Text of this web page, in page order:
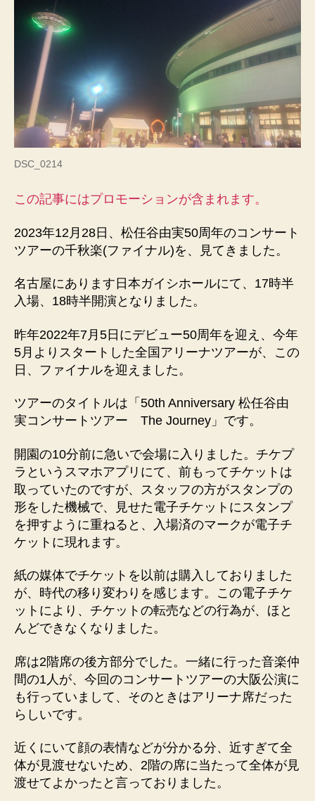
ン
サ
ー
ト
ツ
ア
楽
月
28
見
て
感
へ
の
DSC_0214
この記事にはプロモーションが含まれます。
2023年12月28日、松任谷由実50周年のコンサート
ツアーの千秋楽(ファイナル)を、見てきました。
名古屋にあります日本ガイシホールにて、17時半
入場、18時半開演となりました。
昨年2022年7月5日にデビュー50周年を迎え、今年
5月よりスタートした全国アリーナツアーが、この
日、ファイナルを迎えました。
ツアーのタイトルは「50th Anniversary 松任谷由
実コンサートツアー The Journey」です。
開園の10分前に急いで会場に入りました。チケプ
ラというスマホアプリにて、前もってチケットは
取っていたのですが、スタッフの方がスタンプの
形をした機械で、見せた電子チケットにスタンプ
を押すように重ねると、入場済のマークが電子チ
ケットに現れます。
紙の媒体でチケットを以前は購入しておりました
が、時代の移り変わりを感じます。この電子チケ
ットにより、チケットの転売などの行為が、ほと
んどできなくなりました。
席は2階席の後方部分でした。一緒に行った音楽仲
間の1人が、今回のコンサートツアーの大阪公演に
も行っていまして、そのときはアリーナ席だった
らしいです。
近くにいて顔の表情などが分かる分、近すぎて全
体が見渡せないため、2階の席に当たって全体が見
渡せてよかったと言っておりました。